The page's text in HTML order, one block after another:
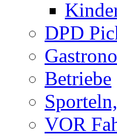
DPD
Betriebe
VOR